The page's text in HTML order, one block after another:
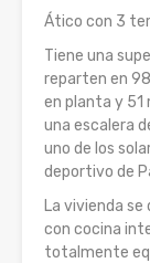
Ático con 3
Tiene una
reparten en
en planta y 51
una escalera
uno de los
deportivo de
La vivienda
con cocina
totalmente